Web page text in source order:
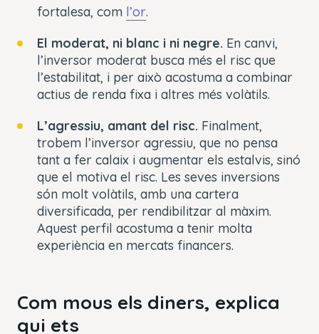
fortalesa, com l’or.
El moderat, ni blanc i ni negre. En canvi,
l’inversor moderat busca més el risc que
l’estabilitat, i per això acostuma a combinar
actius de renda fixa i altres més volàtils.
L’agressiu, amant del risc. Finalment,
trobem l’inversor agressiu, que no pensa
tant a fer calaix i augmentar els estalvis, sinó
que el motiva el risc. Les seves inversions
són molt volàtils, amb una cartera
diversificada, per rendibilitzar al màxim.
Aquest perfil acostuma a tenir molta
experiència en mercats financers.
Com mous els diners, explica
qui ets